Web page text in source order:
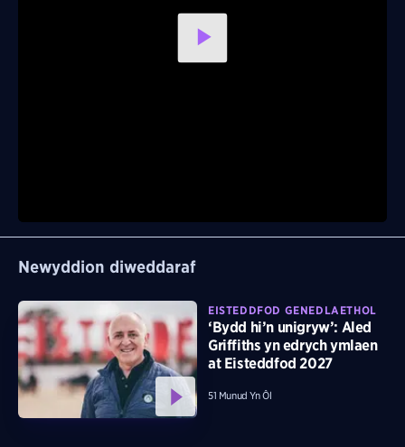
Play
Newyddion diweddaraf
EISTEDDFOD GENEDLAETHOL
‘Bydd hi’n unigryw’: Aled
Griffiths yn edrych ymlaen
at Eisteddfod 2027
51 Munud Yn Ôl